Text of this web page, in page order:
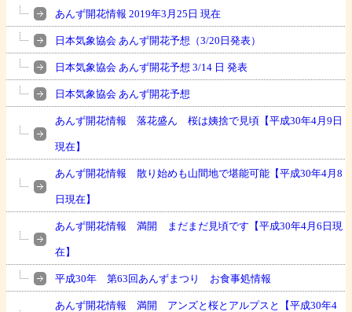
あんず開花情報 2019年3月25日 現在
日本気象協会 あんず開花予想（3/20日発表）
日本気象協会 あんず開花予想 3/14 日 発表
日本気象協会 あんず開花予想
あんず開花情報 落花盛ん 桜は姨捨で見頃【平成30年4月9日
現在】
あんず開花情報 散り始めも山間地で堪能可能【平成30年4月8
日現在】
あんず開花情報 満開 まだまだ見頃です【平成30年4月6日現
在】
平成30年 第63回あんずまつり お食事処情報
あんず開花情報 満開 アンズと桜とアルプスと【平成30年4